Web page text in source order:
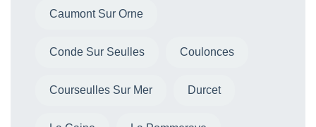
Caumont Sur Orne
Conde Sur Seulles Coulonces
Courseulles Sur Mer Durcet